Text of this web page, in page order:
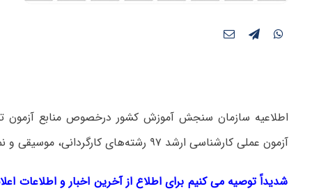
اطلاعیه سازمان سنجش آموزش کشور درخصوص منابع آزمون
آزمون عملی کارشناسی ارشد ۹۷ رشته‌های کارگردانی، موسیقی و نمایش عروسکی منتشر شد.
شدیداً توصیه می کنیم برای اطلاع از آخرین اخبار و اطلاعات